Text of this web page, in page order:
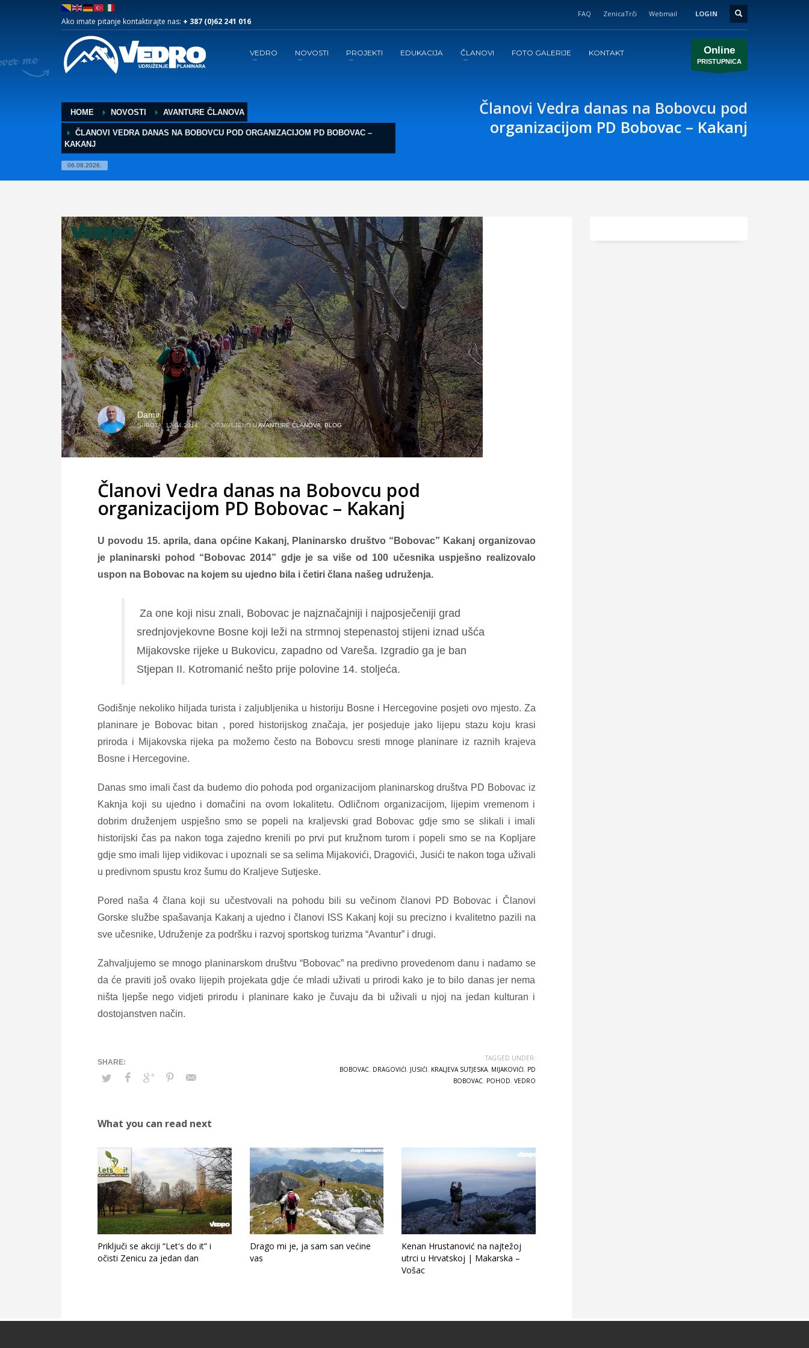
Ako imate pitanje kontaktirajte nas: + 387 (0)62 241 016
FAQ ZenicaTrči Webmail LOGIN
VEDRO NOVOSTI PROJEKTI EDUKACIJA ČLANOVI FOTO GALERIJE KONTAKT Online
PRISTUPNICA
HOME NOVOSTI AVANTURE ČLANOVA
ČLANOVI VEDRA DANAS NA BOBOVCU POD ORGANIZACIJOM PD BOBOVAC –
KAKANJ
06.08.2026.
Članovi Vedra danas na Bobovcu pod
organizacijom PD Bobovac – Kakanj
Damir
SUBOTA, 12.04.2014. / OBJAVLJENO UAVANTURE ČLANOVA,BLOG
Članovi Vedra danas na Bobovcu pod
organizacijom PD Bobovac – Kakanj
U povodu 15. aprila, dana općine Kakanj, Planinarsko društvo “Bobovac” Kakanj organizovao
je planinarski pohod “Bobovac 2014” gdje je sa više od 100 učesnika uspješno realizovalo
uspon na Bobovac na kojem su ujedno bila i četiri člana našeg udruženja.
Za one koji nisu znali, Bobovac je najznačajniji i najposječeniji grad
srednjovjekovne Bosne koji leži na strmnoj stepenastoj stijeni iznad ušća
Mijakovske rijeke u Bukovicu, zapadno od Vareša. Izgradio ga je ban
Stjepan II. Kotromanić nešto prije polovine 14. stoljeća.
Godišnje nekoliko hiljada turista i zaljubljenika u historiju Bosne i Hercegovine posjeti ovo mjesto. Za
planinare je Bobovac bitan , pored historijskog značaja, jer posjeduje jako lijepu stazu koju krasi
priroda i Mijakovska rijeka pa možemo često na Bobovcu sresti mnoge planinare iz raznih krajeva
Bosne i Hercegovine.
Danas smo imali čast da budemo dio pohoda pod organizacijom planinarskog društva PD Bobovac iz
Kaknja koji su ujedno i domačini na ovom lokalitetu. Odličnom organizacijom, lijepim vremenom i
dobrim druženjem uspješno smo se popeli na kraljevski grad Bobovac gdje smo se slikali i imali
historijski čas pa nakon toga zajedno krenili po prvi put kružnom turom i popeli smo se na Kopljare
gdje smo imali lijep vidikovac i upoznali se sa selima Mijakovići, Dragovići, Jusići te nakon toga uživali
u predivnom spustu kroz šumu do Kraljeve Sutjeske.
Pored naša 4 člana koji su učestvovali na pohodu bili su večinom članovi PD Bobovac i Članovi
Gorske službe spašavanja Kakanj a ujedno i članovi ISS Kakanj koji su precizno i kvalitetno pazili na
sve učesnike, Udruženje za podršku i razvoj sportskog turizma “Avantur” i drugi.
Zahvaljujemo se mnogo planinarskom društvu “Bobovac” na predivno provedenom danu i nadamo se
da će praviti još ovako lijepih projekata gdje će mladi uživati u prirodi kako je to bilo danas jer nema
ništa ljepše nego vidjeti prirodu i planinare kako je čuvaju da bi uživali u njoj na jedan kulturan i
dostojanstven način.
TAGGED UNDER:
BOBOVAC, DRAGOVIĆI, JUSIĆI, KRALJEVA SUTJESKA, MIJAKOVIĆI, PD
BOBOVAC, POHOD, VEDRO
What you can read next
Priključi se akciji “Let's do it” i
očisti Zenicu za jedan dan
Drago mi je, ja sam san većine
vas
Kenan Hrustanović na najtežoj
utrci u Hrvatskoj | Makarska –
Vošac